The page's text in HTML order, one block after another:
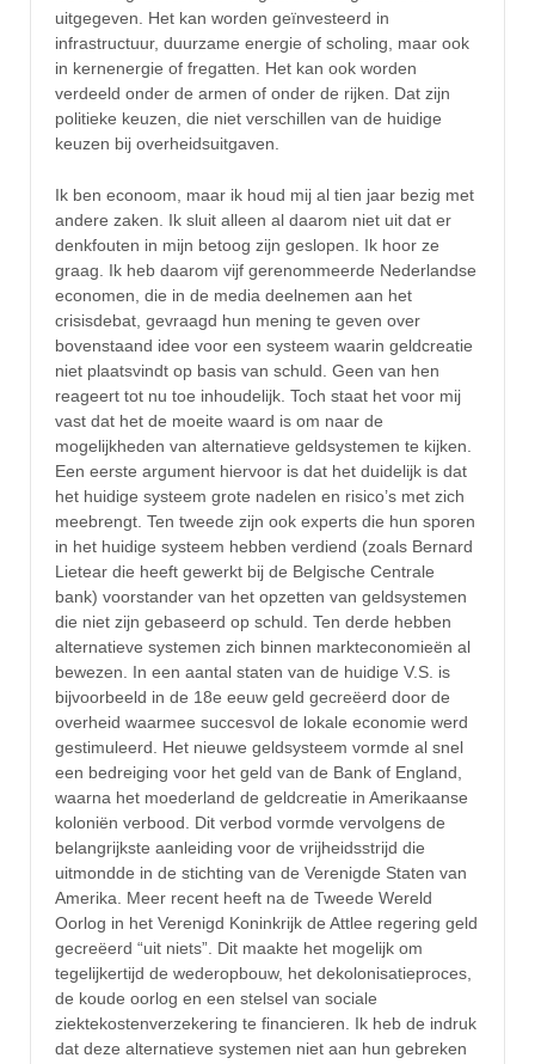
uitgegeven. Het kan worden geïnvesteerd in
infrastructuur, duurzame energie of scholing, maar ook
in kernenergie of fregatten. Het kan ook worden
verdeeld onder de armen of onder de rijken. Dat zijn
politieke keuzen, die niet verschillen van de huidige
keuzen bij overheidsuitgaven.
Ik ben econoom, maar ik houd mij al tien jaar bezig met
andere zaken. Ik sluit alleen al daarom niet uit dat er
denkfouten in mijn betoog zijn geslopen. Ik hoor ze
graag. Ik heb daarom vijf gerenommeerde Nederlandse
economen, die in de media deelnemen aan het
crisisdebat, gevraagd hun mening te geven over
bovenstaand idee voor een systeem waarin geldcreatie
niet plaatsvindt op basis van schuld. Geen van hen
reageert tot nu toe inhoudelijk. Toch staat het voor mij
vast dat het de moeite waard is om naar de
mogelijkheden van alternatieve geldsystemen te kijken.
Een eerste argument hiervoor is dat het duidelijk is dat
het huidige systeem grote nadelen en risico’s met zich
meebrengt. Ten tweede zijn ook experts die hun sporen
in het huidige systeem hebben verdiend (zoals Bernard
Lietear die heeft gewerkt bij de Belgische Centrale
bank) voorstander van het opzetten van geldsystemen
die niet zijn gebaseerd op schuld. Ten derde hebben
alternatieve systemen zich binnen markteconomieën al
bewezen. In een aantal staten van de huidige V.S. is
bijvoorbeeld in de 18e eeuw geld gecreëerd door de
overheid waarmee succesvol de lokale economie werd
gestimuleerd. Het nieuwe geldsysteem vormde al snel
een bedreiging voor het geld van de Bank of England,
waarna het moederland de geldcreatie in Amerikaanse
koloniën verbood. Dit verbod vormde vervolgens de
belangrijkste aanleiding voor de vrijheidsstrijd die
uitmondde in de stichting van de Verenigde Staten van
Amerika. Meer recent heeft na de Tweede Wereld
Oorlog in het Verenigd Koninkrijk de Attlee regering geld
gecreëerd “uit niets”. Dit maakte het mogelijk om
tegelijkertijd de wederopbouw, het dekolonisatieproces,
de koude oorlog en een stelsel van sociale
ziektekostenverzekering te financieren. Ik heb de indruk
dat deze alternatieve systemen niet aan hun gebreken